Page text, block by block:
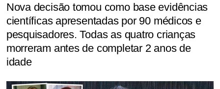
Nova decisão tomou como base evidências
científicas apresentadas por 90 médicos e
pesquisadores. Todas as quatro crianças
morreram antes de completar 2 anos de
idade